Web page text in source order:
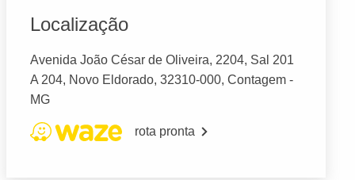
Localização
Avenida João César de Oliveira, 2204, Sal 201
A 204, Novo Eldorado, 32310-000, Contagem -
MG
rota pronta